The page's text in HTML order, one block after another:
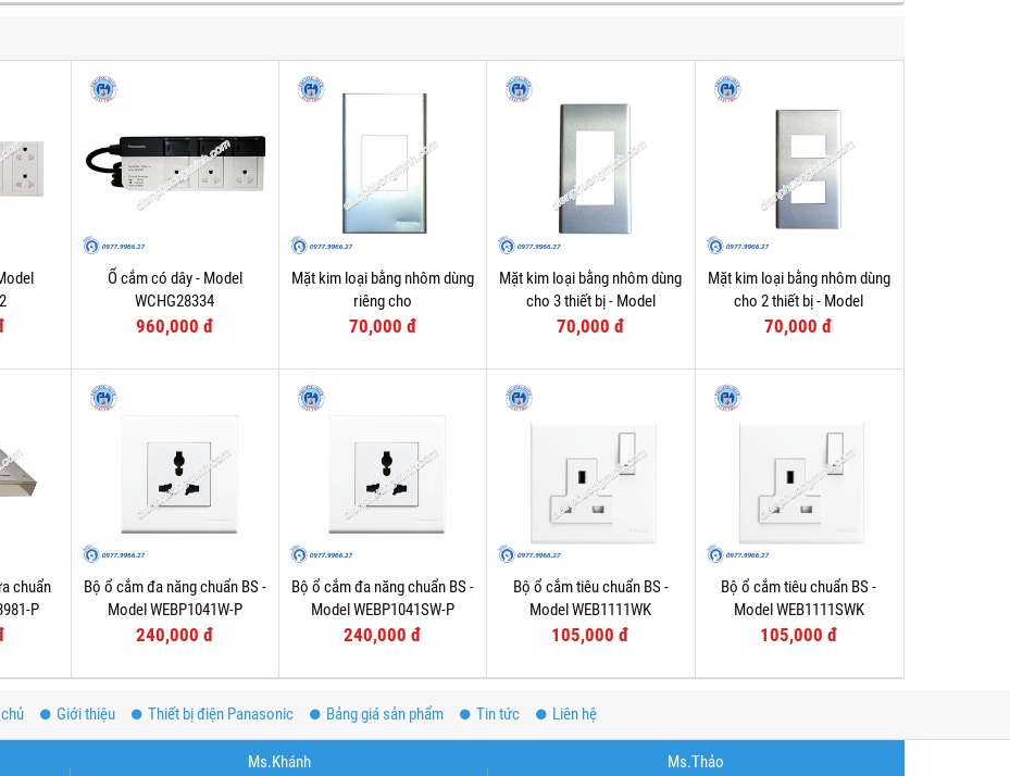
Ổ cắm có dây - Model
WCHG28334
960,000 đ
Mặt kim loại bằng nhôm dùng
riêng cho
WEV1181SW/WEV1191SW/2P
70,000 đ
Mặt kim loại bằng nhôm dùng
cho 3 thiết bị - Model
WEG6503-1
70,000 đ
Mặt kim loại bằng nhôm dùng
cho 2 thiết bị - Model
WEG6502-1
70,000 đ
chuẩn
P
Bộ ổ cắm đa năng chuẩn BS -
Model WEBP1041W-P
240,000 đ
Bộ ổ cắm đa năng chuẩn BS -
Model WEBP1041SW-P
240,000 đ
Bộ ổ cắm tiêu chuẩn BS -
Model WEB1111WK
105,000 đ
Bộ ổ cắm tiêu chuẩn BS -
Model WEB1111SWK
105,000 đ
Giới thiệu Thiết bị điện Panasonic Bảng giá sản phẩm Tin tức Liên hệ
Ms.Khánh Ms.Thảo